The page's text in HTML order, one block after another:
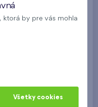
ktorá by pre vás mohla
Všetky cookies